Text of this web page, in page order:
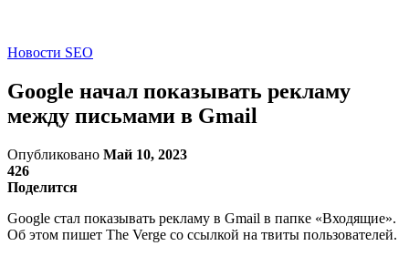
Новости SEO
Google начал показывать рекламу
между письмами в Gmail
Опубликовано Май 10, 2023
426
Поделится
Google стал показывать рекламу в Gmail в папке «Входящие».
Об этом пишет The Verge со ссылкой на твиты пользователей.